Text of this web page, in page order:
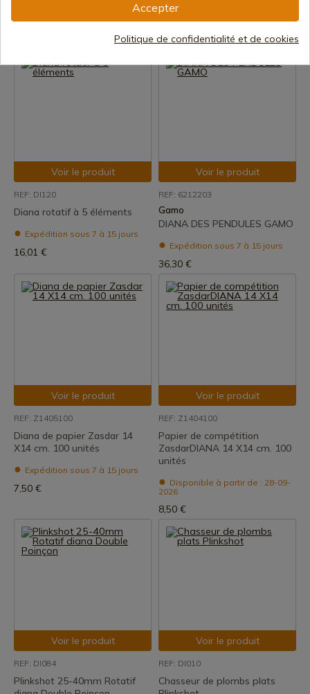
Expédition sous 7 à 15 jours Expédition sous 7 à 15 jours
18,00 €
Voir le produit
REF: DI120
Diana rotatif à 5 éléments
Expédition sous 7 à 15 jours
16,01 €
Voir le produit
REF: 6212203
Gamo
DIANA DES PENDULES GAMO
Expédition sous 7 à 15 jours
36,30 €
Voir le produit
REF: Z1405100
Diana de papier Zasdar 14
X14 cm. 100 unités
Expédition sous 7 à 15 jours
7,50 €
Voir le produit
REF: Z1404100
Papier de compétition
ZasdarDIANA 14 X14 cm. 100
unités
Disponible à partir de : 28-09-
2026
8,50 €
Voir le produit
REF: DI084
Plinkshot 25-40mm Rotatif
Voir le produit
REF: DI010
Chasseur de plombs plats
Accepter
Politique de confidentialité et de cookies